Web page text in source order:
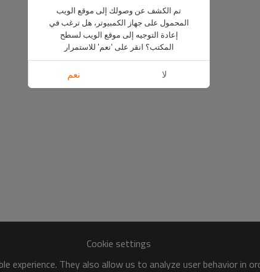
Cookie settings
experience. They also allow us to analyze user behavior in
تم الكشف عن وصولك إلى موقع الويب
المحمول على جهاز الكمبيوتر، هل ترغب في
إعادة التوجيه إلى موقع الويب لسطح
المكتب؟ انقر على 'نعم' للاستمرار
لا نعم